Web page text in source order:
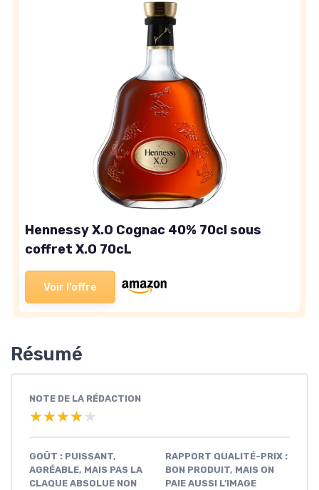
Hennessy X.O Cognac 40% 70cl sous
coffret X.O 70cL
Voir l'offre
Résumé
NOTE DE LA RÉDACTION
★★★★★
★★★★★
GOÛT : PUISSANT,
AGRÉABLE, MAIS PAS LA
CLAQUE ABSOLUE NON
RAPPORT QUALITÉ-PRIX :
BON PRODUIT, MAIS ON
PAIE AUSSI L’IMAGE